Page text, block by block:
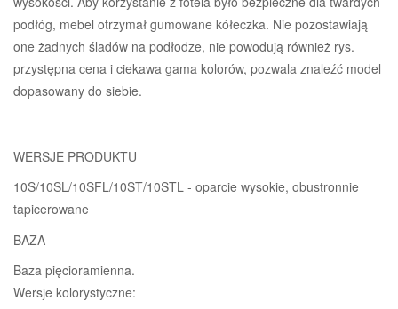
podłóg, mebel otrzymał gumowane kółeczka. Nie pozostawiają
one żadnych śladów na podłodze, nie powodują również rys.
przystępna cena i ciekawa gama kolorów, pozwala znaleźć model
dopasowany do siebie.
WERSJE PRODUKTU
10S/10SL/10SFL/10ST/10STL - oparcie wysokie, obustronnie
tapicerowane
BAZA
Baza pięcioramienna.
Wersje kolorystyczne: